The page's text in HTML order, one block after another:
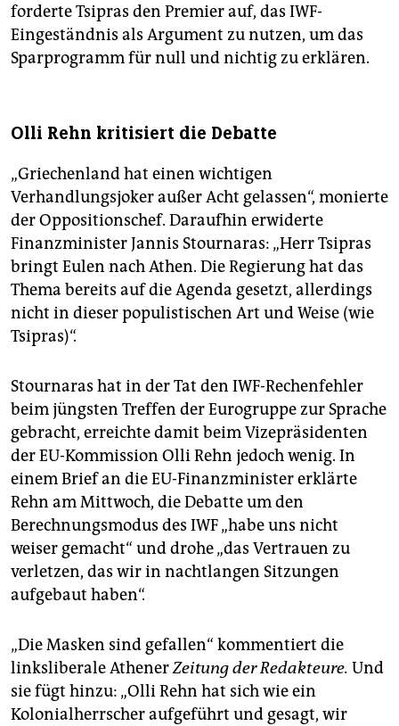
forderte Tsipras den Premier auf, das IWF-
Eingeständnis als Argument zu nutzen, um das
Sparprogramm für null und nichtig zu erklären.
Olli Rehn kritisiert die Debatte
„Griechenland hat einen wichtigen
Verhandlungsjoker außer Acht gelassen“, monierte
der Oppositionschef. Daraufhin erwiderte
Finanzminister Jannis Stournaras: „Herr Tsipras
bringt Eulen nach Athen. Die Regierung hat das
Thema bereits auf die Agenda gesetzt, allerdings
nicht in dieser populistischen Art und Weise (wie
Tsipras)“.
Stournaras hat in der Tat den IWF-Rechenfehler
beim jüngsten Treffen der Eurogruppe zur Sprache
gebracht, erreichte damit beim Vizepräsidenten
der EU-Kommission Olli Rehn jedoch wenig. In
einem Brief an die EU-Finanzminister erklärte
Rehn am Mittwoch, die Debatte um den
Berechnungsmodus des IWF „habe uns nicht
weiser gemacht“ und drohe „das Vertrauen zu
verletzen, das wir in nachtlangen Sitzungen
aufgebaut haben“.
„Die Masken sind gefallen“ kommentiert die
linksliberale AthenerZeitung der Redakteure. Und
sie fügt hinzu: „Olli Rehn hat sich wie ein
Kolonialherrscher aufgeführt und gesagt, wir